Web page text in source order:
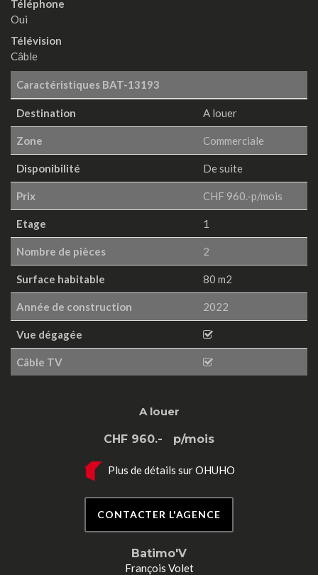
Téléphone
Oui
Télévision
Câble
Caractéristiques BAT-13193
Destination A louer
Zone Commerciale
Disponibilité De suite
Prix CHF 960.-p/mois
Etage 1
Nombre de pièces 2
Surface habitable 80 m2
Année de construction 2022
Vue dégagée
Câble TV
A louer
CHF 960.- p/mois
Plus de détails sur OHUHO
CONTACTER L'AGENCE
Batimo'V
François Volet